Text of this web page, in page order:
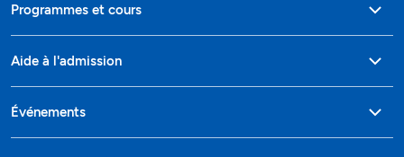
Programmes et cours
Aide à l'admission
Événements